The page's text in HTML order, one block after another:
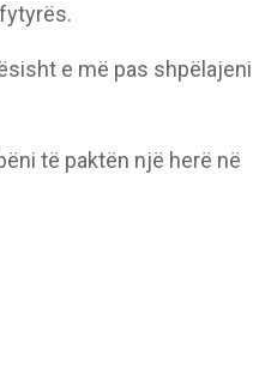
e më pas shpëlajeni
të paktën një herë në